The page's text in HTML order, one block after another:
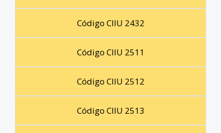
Código CIIU 2432
Código CIIU 2511
Código CIIU 2512
Código CIIU 2513